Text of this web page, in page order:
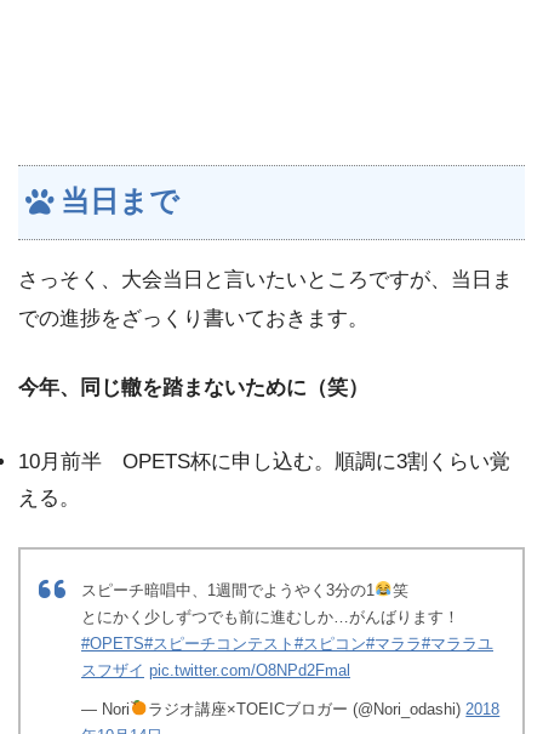
当日まで
さっそく、大会当日と言いたいところですが、当日ま
での進捗をざっくり書いておきます。
今年、同じ轍を踏まないために（笑）
10月前半 OPETS杯に申し込む。順調に3割くらい覚
える。
スピーチ暗唱中、1週間でようやく3分の1
笑
とにかく少しずつでも前に進むしか…がんばります！
#OPETS#スピーチコンテスト #スピコン#マララ#マララユ
スフザイ pic.twitter.com/O8NPd2Fmal
— Nori ラジオ講座×TOEICブロガー (@Nori_odashi)2018